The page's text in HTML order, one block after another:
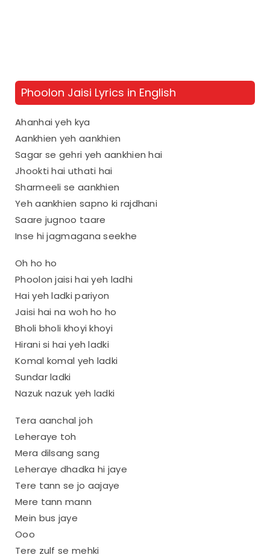
Phoolon Jaisi Lyrics in English
Ahanhai yeh kya
Aankhien yeh aankhien
Sagar se gehri yeh aankhien hai
Jhookti hai uthati hai
Sharmeeli se aankhien
Yeh aankhien sapno ki rajdhani
Saare jugnoo taare
Inse hi jagmagana seekhe
Oh ho ho
Phoolon jaisi hai yeh ladhi
Hai yeh ladki pariyon
Jaisi hai na woh ho ho
Bholi bholi khoyi khoyi
Hirani si hai yeh ladki
Komal komal yeh ladki
Sundar ladki
Nazuk nazuk yeh ladki
Tera aanchal joh
Leheraye toh
Mera dilsang sang
Leheraye dhadka hi jaye
Tere tann se jo aajaye
Mere tann mann
Mein bus jaye
Ooo
Tere zulf se mehki